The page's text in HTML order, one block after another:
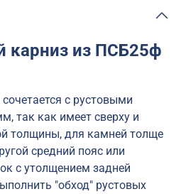
из ПСБ25ф
с рустовыми
так как имеет сверху и
толщины, для камней толще
средний пояс или
с утолщением задней
"обход" рустовых